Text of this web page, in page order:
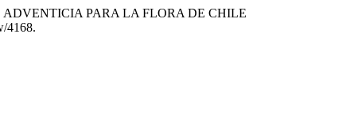
ADVENTICIA PARA LA FLORA DE CHILE
4168.